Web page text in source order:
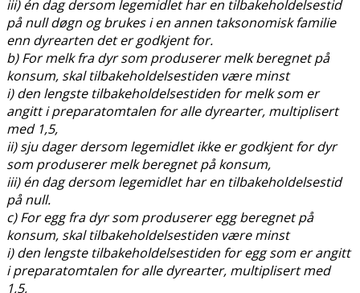
iii) én dag dersom legemidlet har en tilbakeholdelsestid
på null døgn og brukes i en annen taksonomisk familie
enn dyrearten det er godkjent for.
b) For melk fra dyr som produserer melk beregnet på
konsum, skal tilbakeholdelsestiden være minst
i) den lengste tilbakeholdelsestiden for melk som er
angitt i preparatomtalen for alle dyrearter, multiplisert
med 1,5,
ii) sju dager dersom legemidlet ikke er godkjent for dyr
som produserer melk beregnet på konsum,
iii) én dag dersom legemidlet har en tilbakeholdelsestid
på null.
c) For egg fra dyr som produserer egg beregnet på
konsum, skal tilbakeholdelsestiden være minst
i) den lengste tilbakeholdelsestiden for egg som er angitt
i preparatomtalen for alle dyrearter, multiplisert med
1,5,